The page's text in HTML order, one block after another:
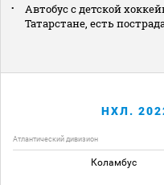
Автобус с детской
Татарстане, есть
НХЛ.
Атлантический дивизион
Коламбус